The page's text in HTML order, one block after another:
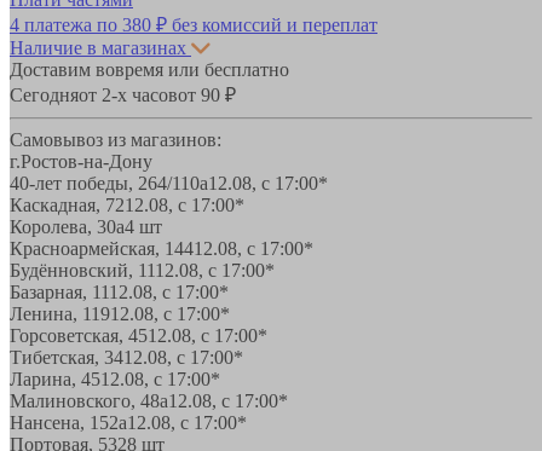
4 платежа по 380 ₽ без комиссий и переплат
Наличие в магазинах
Доставим вовремя или бесплатно
Сегодняот 2-х часовот 90 ₽
Самовывоз из магазинов:
г.Ростов-на-Дону
40-лет победы, 264/110а12.08, с 17:00*
Каскадная, 7212.08, с 17:00*
Королева, 30а4 шт
Красноармейская, 14412.08, с 17:00*
Будённовский, 1112.08, с 17:00*
Базарная, 1112.08, с 17:00*
Ленина, 11912.08, с 17:00*
Горсоветская, 4512.08, с 17:00*
Тибетская, 3412.08, с 17:00*
Ларина, 4512.08, с 17:00*
Малиновского, 48а12.08, с 17:00*
Нансена, 152а12.08, с 17:00*
Портовая, 5328 шт